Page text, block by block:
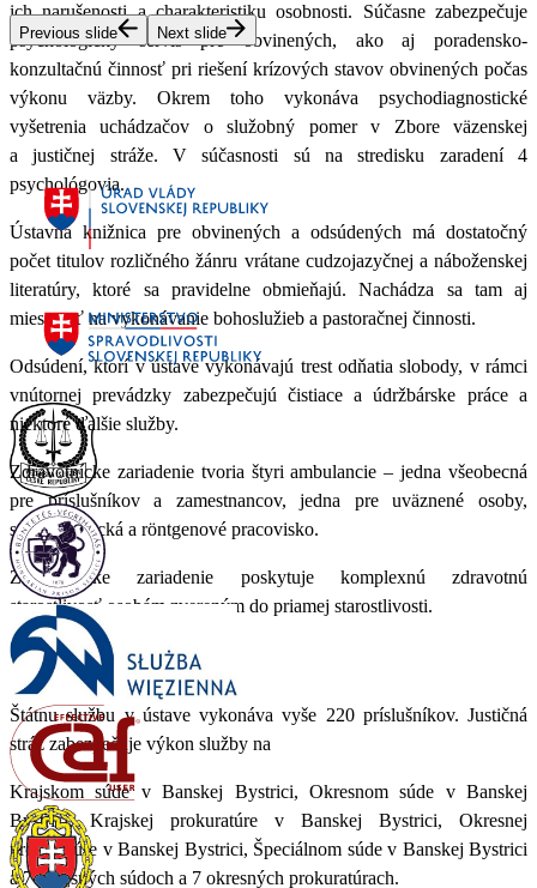
ich narušenosti a charakteristiku osobnosti. Súčasne zabezpečuje
psychologický servis pre obvinených, ako aj poradensko-
konzultačnú činnosť pri riešení krízových stavov obvinených počas
výkonu väzby. Okrem toho vykonáva psychodiagnostické
vyšetrenia uchádzačov o služobný pomer v Zbore väzenskej
a justičnej stráže. V súčasnosti sú na stredisku zaradení 4
psychológovia.
Ústavná knižnica pre obvinených a odsúdených má dostatočný
počet titulov rozličného žánru vrátane cudzojazyčnej a náboženskej
literatúry, ktoré sa pravidelne obmieňajú. Nachádza sa tam aj
miestnosť na vykonávanie bohoslužieb a pastoračnej činnosti.
Odsúdení, ktorí v ústave vykonávajú trest odňatia slobody, v rámci
vnútornej prevádzky zabezpečujú čistiace a údržbárske práce a
niektoré ďalšie služby.
Zdravotnícke zariadenie tvoria štyri ambulancie – jedna všeobecná
pre príslušníkov a zamestnancov, jedna pre uväznené osoby,
stomatologická a röntgenové pracovisko.
Zdravotnícke zariadenie poskytuje komplexnú zdravotnú
starostlivosť osobám zvereným do priamej starostlivosti.
Personál ústavu
Štátnu službu v ústave vykonáva vyše 220 príslušníkov. Justičná
stráž zabezpečuje výkon služby na
Krajskom súde v Banskej Bystrici, Okresnom súde v Banskej
Bystrici, Krajskej prokuratúre v Banskej Bystrici, Okresnej
prokuratúre v Banskej Bystrici, Špeciálnom súde v Banskej Bystrici
a 7 okresných súdoch a 7 okresných prokuratúrach.
Previous slide Next slide